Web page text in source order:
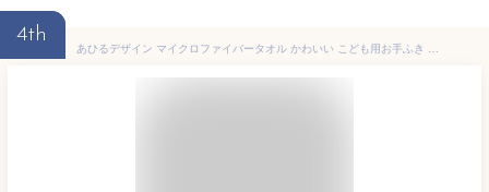
4th
あひるデザイン マイクロファイバータオル かわいい こども用お手ふき ハンドタオル インテリア モールタオル 吸水 速乾 洗面タオル 手拭き 手ふき 洗面 布巾 拭き上げタオル 送料無料 おしゃれ シンプル 可愛い アヒル 鳥 キッズ ループつきタオル アニマル ふわふわ